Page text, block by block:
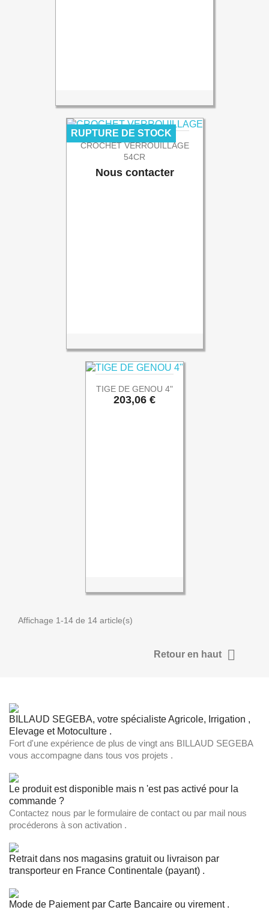
CROCHET VERROUILLAGE
54CR
Prix
Nous contacter
RUPTURE DE STOCK
TIGE DE GENOU 4"
Prix
203,06 €
Affichage 1-14 de 14 article(s)
Retour en haut 
BILLAUD SEGEBA, votre spécialiste Agricole, Irrigation ,
Elevage et Motoculture .
Fort d'une expérience de plus de vingt ans BILLAUD SEGEBA
vous accompagne dans tous vos projets .
Le produit est disponible mais n 'est pas activé pour la
commande ?
Contactez nous par le formulaire de contact ou par mail nous
procéderons à son activation .
Retrait dans nos magasins gratuit ou livraison par
transporteur en France Continentale (payant) .
Mode de Paiement par Carte Bancaire ou virement .